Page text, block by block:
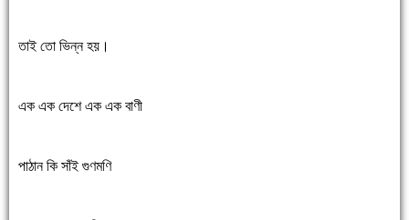
তাই তো ভিন্ন হয়।
এক এক দেশে এক এক বাণী
পাঠান কি সাঁই গুণমণি